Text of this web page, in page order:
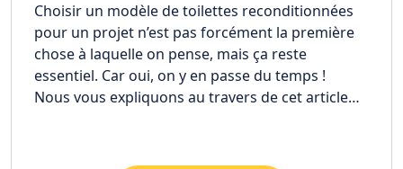
Choisir un modèle de toilettes reconditionnées
pour un projet n’est pas forcément la première
chose à laquelle on pense, mais ça reste
essentiel. Car oui, on y en passe du temps !
Nous vous expliquons au travers de cet article…